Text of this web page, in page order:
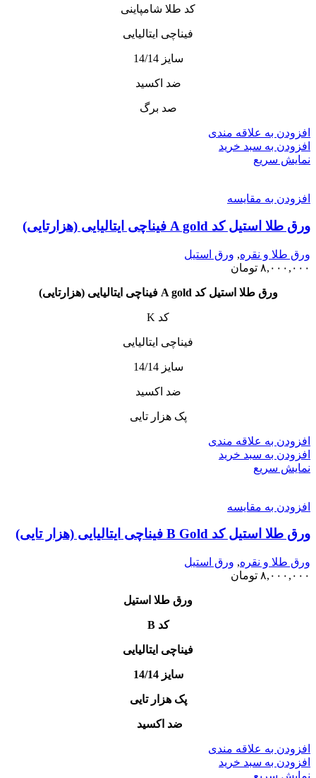
کد طلا شامپاینی
فیناچی ایتالیایی
سایز 14/14
ضد اکسید
صد برگ
افزودن به علاقه مندی
افزودن به سبد خرید
نمایش سریع
افزودن به مقایسه
ورق طلا استیل کد A gold فیناچی ایتالیایی (هزارتایی)
ورق طلا و نقره, ورق استیل
۸,۰۰۰,۰۰۰ تومان
ورق طلا استیل کد A gold فیناچی ایتالیایی (هزارتایی)
کد K
فیناچی ایتالیایی
سایز 14/14
ضد اکسید
پک هزار تایی
افزودن به علاقه مندی
افزودن به سبد خرید
نمایش سریع
افزودن به مقایسه
ورق طلا استیل کد B Gold فیناچی ایتالیایی (هزار تایی)
ورق طلا و نقره, ورق استیل
۸,۰۰۰,۰۰۰ تومان
ورق طلا استیل
کد B
فیناچی ایتالیایی
سایز 14/14
پک هزار تایی
ضد اکسید
افزودن به علاقه مندی
افزودن به سبد خرید
نمایش سریع